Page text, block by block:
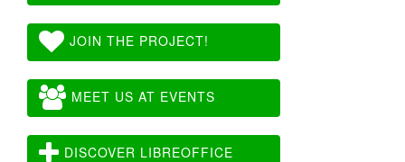
JOIN THE PROJECT!
MEET US AT EVENTS
DISCOVER LIBREOFFICE